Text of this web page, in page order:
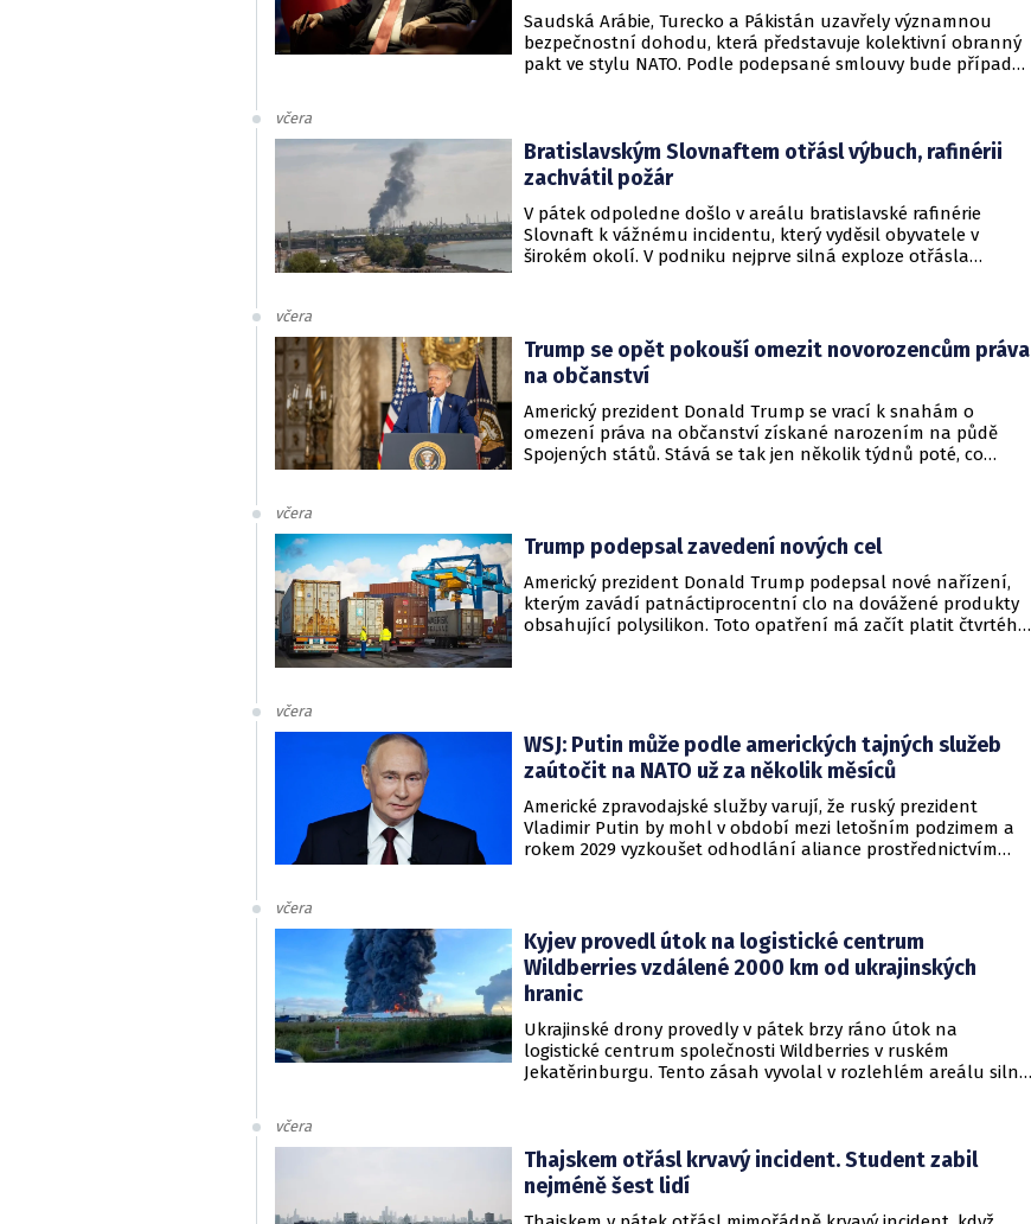
Saudská Arábie, Turecko a Pákistán uzavřely významnou
bezpečnostní dohodu, která představuje kolektivní obranný
pakt ve stylu NATO. Podle podepsané smlouvy bude případný
včera
Bratislavským Slovnaftem otřásl výbuch, rafinérii
zachvátil požár
V pátek odpoledne došlo v areálu bratislavské rafinérie
Slovnaft k vážnému incidentu, který vyděsil obyvatele v
širokém okolí. V podniku nejprve silná exploze otřásla
včera
Trump se opět pokouší omezit novorozencům práva
na občanství
Americký prezident Donald Trump se vrací k snahám o
omezení práva na občanství získané narozením na půdě
Spojených států. Stává se tak jen několik týdnů poté, co
včera
Trump podepsal zavedení nových cel
Americký prezident Donald Trump podepsal nové nařízení,
kterým zavádí patnáctiprocentní clo na dovážené produkty
obsahující polysilikon. Toto opatření má začít platit čtvrtého
včera
WSJ: Putin může podle amerických tajných služeb
zaútočit na NATO už za několik měsíců
Americké zpravodajské služby varují, že ruský prezident
Vladimir Putin by mohl v období mezi letošním podzimem a
rokem 2029 vyzkoušet odhodlání aliance prostřednictvím
přicházejí v době, kdy Moskva čelí rostoucímu tlaku kvůli
situaci na ukrajinské frontě. Masivní škody, které ukrajinské
drony způsobují ruskému zázemí, totiž Kreml zahnaly do
kouta.
včera
Kyjev provedl útok na logistické centrum
Wildberries vzdálené 2000 km od ukrajinských
hranic
Ukrajinské drony provedly v pátek brzy ráno útok na
logistické centrum společnosti Wildberries v ruském
Jekatěrinburgu. Tento zásah vyvolal v rozlehlém areálu silný
RWB, který řídí veškeré logistické operace.
včera
Thajskem otřásl krvavý incident. Student zabil
nejméně šest lidí